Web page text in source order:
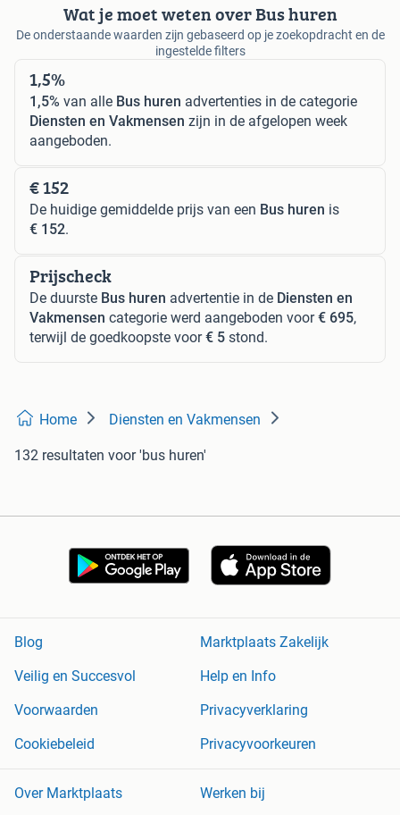
Wat je moet weten over Bus huren
De onderstaande waarden zijn gebaseerd op je zoekopdracht en de
ingestelde filters
1,5%
1,5% van alle Bus huren advertenties in de categorie
Diensten en Vakmensen zijn in de afgelopen week
aangeboden.
€ 152
De huidige gemiddelde prijs van een Bus huren is
€ 152.
Prijscheck
De duurste Bus huren advertentie in de Diensten en
Vakmensen categorie werd aangeboden voor€ 695,
terwijl de goedkoopste voor€ 5 stond.
Home Diensten en Vakmensen
132 resultaten voor 'bus huren'
Blog
Marktplaats Zakelijk
Veilig en Succesvol
Help en Info
Voorwaarden
Privacyverklaring
Cookiebeleid
Privacyvoorkeuren
Over Marktplaats Werken bij